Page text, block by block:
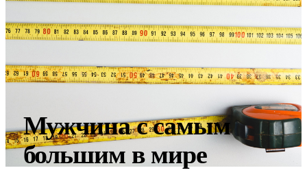
Мужчина с самым
большим в мире